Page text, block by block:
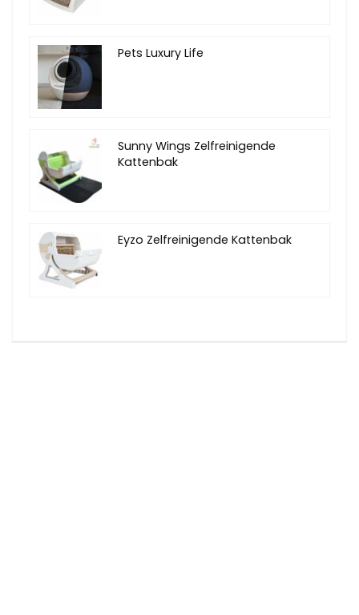
Pets Luxury Life
Sunny Wings Zelfreinigende
Kattenbak
Eyzo Zelfreinigende Kattenbak